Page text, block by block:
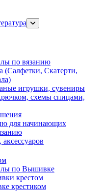
по вязанию
(Салфетки, Скатерти,
игрушки, сувениры
схемы спицами,
для начинающих
по Вышивке
крестом
крестиком